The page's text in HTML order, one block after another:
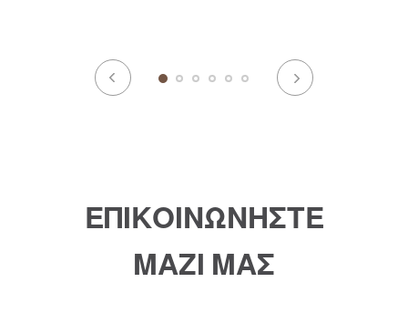
ΕΠΙΚΟΙΝΩΝΗΣΤΕ
ΜΑΖΙ ΜΑΣ